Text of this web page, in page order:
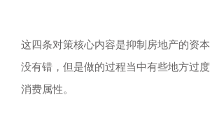
这四条对策核心内容是抑制房地产的资
没有错，但是做的过程当中有些地方过
消费属性。